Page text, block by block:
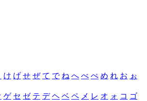
け げ せ ぜ て で ね へ べ ぺ め れ お ぉ
ゲ セ ゼ テ デ ヘ ベ ペ メ レ オ ォ コ ゴ